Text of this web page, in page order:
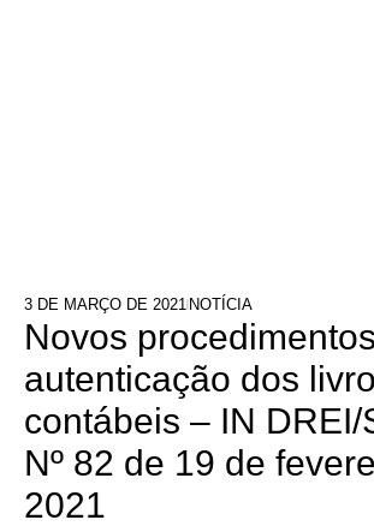
3 DE MARÇO DE 2021 NOTÍCIA
Novos
autenticação dos
contábeis – IN DREI/
Nº 82 de 19 de
2021